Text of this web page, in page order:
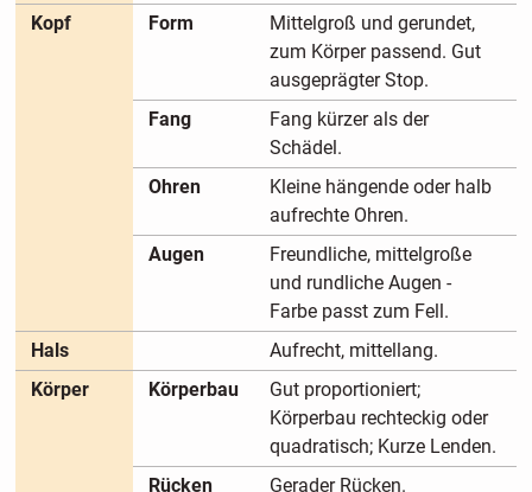
Kopf
Form
Mittelgroß und gerundet,
zum Körper passend. Gut
ausgeprägter Stop.
Fang
Fang kürzer als der
Schädel.
Ohren
Kleine hängende oder halb
aufrechte Ohren.
Augen
Freundliche, mittelgroße
und rundliche Augen -
Farbe passt zum Fell.
Hals
Aufrecht, mittellang.
Körper
Körperbau
Gut proportioniert;
Körperbau rechteckig oder
quadratisch; Kurze Lenden.
Rücken
Gerader Rücken.